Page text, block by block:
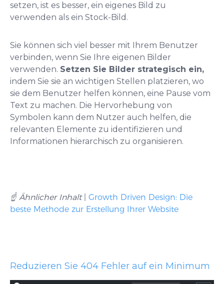
setzen, ist es besser, ein eigenes Bild zu
verwenden als ein Stock-Bild.
Sie können sich viel besser mit Ihrem Benutzer
verbinden, wenn Sie Ihre eigenen Bilder
verwenden. Setzen Sie Bilder strategisch ein,
indem Sie sie an wichtigen Stellen platzieren, wo
sie dem Benutzer helfen können, eine Pause vom
Text zu machen. Die Hervorhebung von
Symbolen kann dem Nutzer auch helfen, die
relevanten Elemente zu identifizieren und
Informationen hierarchisch zu organisieren.
☝️ Ähnlicher Inhalt| Growth Driven Design: Die
beste Methode zur Erstellung Ihrer Website
Reduzieren Sie 404 Fehler auf ein Minimum